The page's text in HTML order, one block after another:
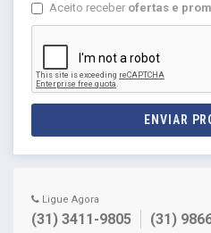
Aceito receber ofertas e
ENVIAR
Ligue Agora
(31) 3411-9805 (31)